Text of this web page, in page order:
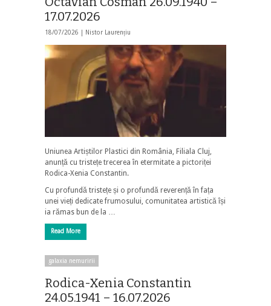
17.07.2026
18/07/2026 | Nistor Laurențiu
Uniunea Artiștilor Plastici din România, Filiala Cluj,
anunță cu tristețe trecerea în etermitate a pictoriței
Rodica-Xenia Constantin.
Cu profundă tristețe și o profundă reverență în fața
unei vieți dedicate frumosului, comunitatea artistică își
ia rămas bun de la …
Read More
galaxia nemuririi
Rodica-Xenia Constantin
24.05.1941 – 16.07.2026